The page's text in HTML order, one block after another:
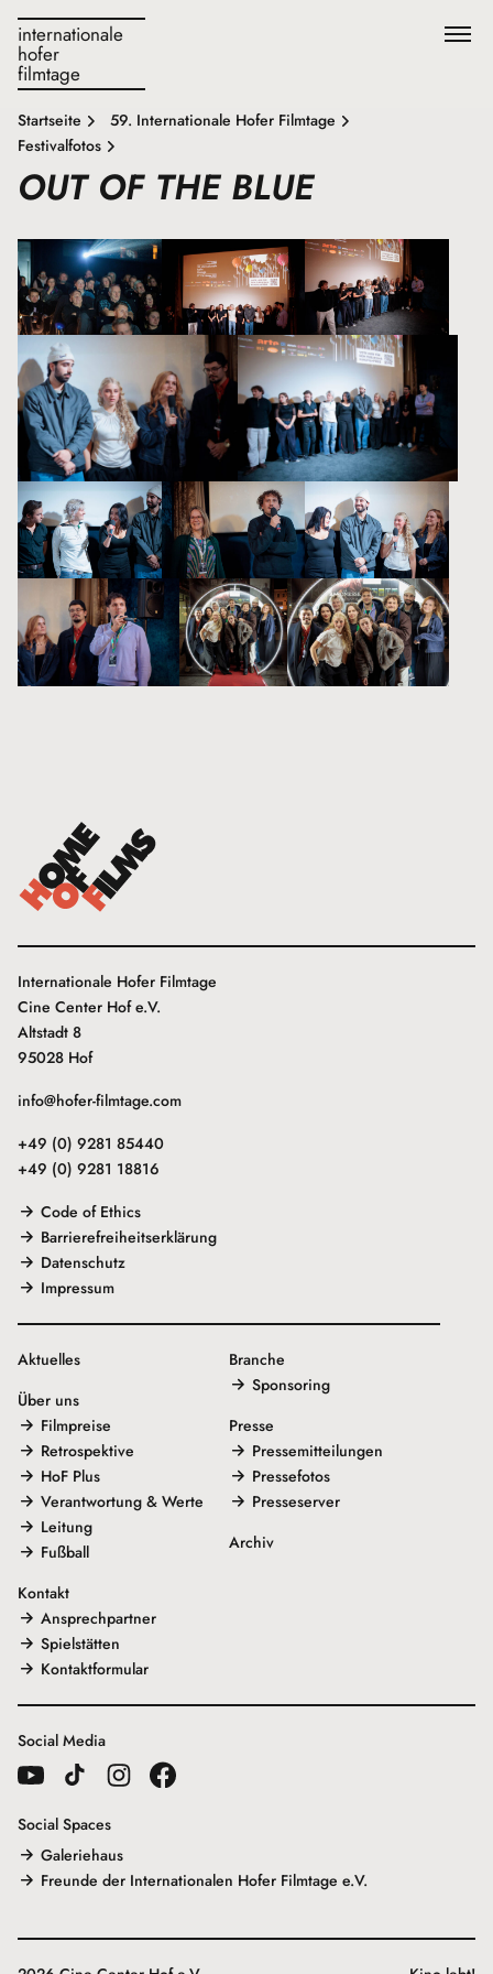
internationale
hofer
filmtage
Startseite
59. Internationale Hofer Filmtage
Festivalfotos
OUT OF THE BLUE
Internationale Hofer Filmtage
Cine Center Hof e.V.
Altstadt 8
95028 Hof
info@hofer-filmtage.com
+49 (0) 9281 85440
+49 (0) 9281 18816
Code of Ethics
Barrierefreiheitserklärung
Datenschutz
Impressum
Aktuelles
Über uns
Filmpreise
Retrospektive
HoF Plus
Verantwortung & Werte
Leitung
Fußball
Kontakt
Ansprechpartner
Spielstätten
Kontaktformular
Branche
Sponsoring
Presse
Pressemitteilungen
Pressefotos
Presseserver
Archiv
Social Media
Social Spaces
Galeriehaus
Freunde der Internationalen Hofer Filmtage e.V.